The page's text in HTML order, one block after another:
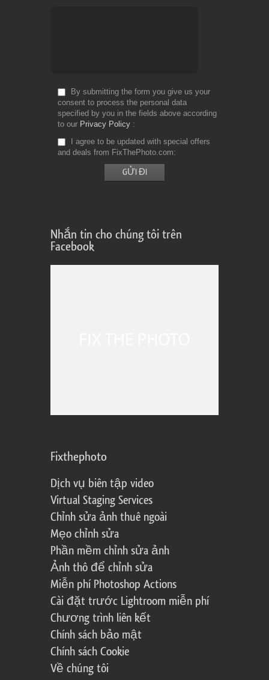
By submitting the form you give us your
consent to process the personal data
specified by you in the fields above according
to our Privacy Policy
I agree to be updated with special offers
and deals from FixThePhoto.com
Nhắn tin cho chúng tôi trên
Facebook
Fixthephoto
Dịch vụ biên tập video
Virtual Staging Services
Chỉnh sửa ảnh thuê ngoài
Mẹo chỉnh sửa
Phần mềm chỉnh sửa ảnh
Ảnh thô để chỉnh sửa
Miễn phí Photoshop Actions
Cài đặt trước Lightroom miễn phí
Chương trình liên kết
Chính sách bảo mật
Chính sách Cookie
Về chúng tôi